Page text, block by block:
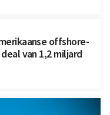
offshore-
van 1,2 miljard